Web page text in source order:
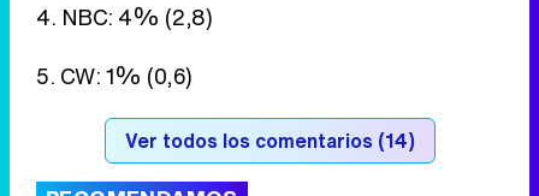
4. NBC: 4% (2,8)
5. CW: 1% (0,6)
Ver todos los comentarios (14)